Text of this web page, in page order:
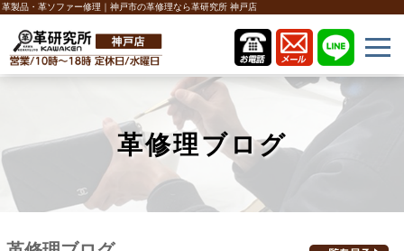
革製品・革ソファー修理｜神戸市の革修理なら革研究所 神戸店
革修理ブログ